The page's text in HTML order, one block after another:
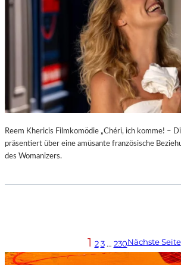
Reem Khericis Filmkomödie „Chéri, ich komme! –
präsentiert über eine amüsante französische
des Womanizers.
1 2 3 … 230Nächste Seite